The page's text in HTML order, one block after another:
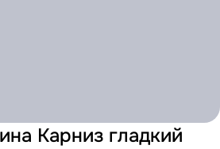
Карниз гладкий